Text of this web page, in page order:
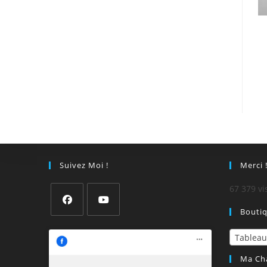
Suivez Moi ! Merci !
67 379
Ma